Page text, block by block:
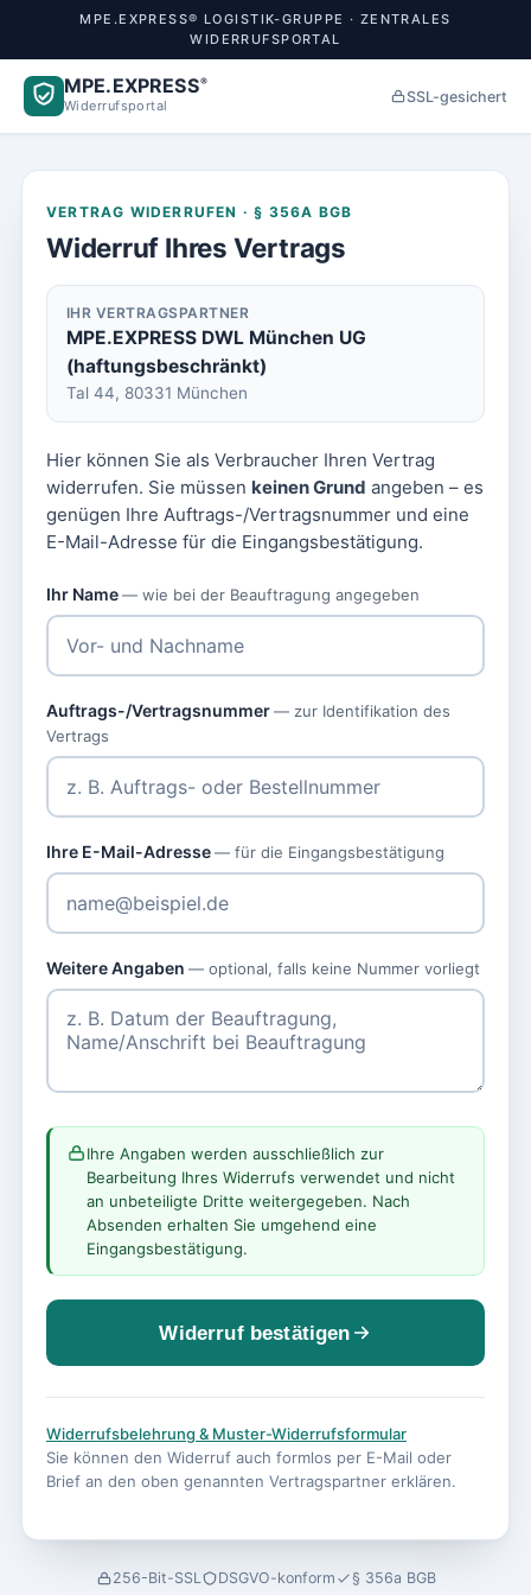
MPE.EXPRESS® LOGISTIK-GRUPPE · ZENTRALES
WIDERRUFSPORTAL
MPE.EXPRESS®
Widerrufsportal
SSL-gesichert
VERTRAG WIDERRUFEN · § 356A BGB
Widerruf Ihres Vertrags
IHR VERTRAGSPARTNER
MPE.EXPRESS DWL München UG
(haftungsbeschränkt)
Tal 44, 80331 München
Hier können Sie als Verbraucher Ihren Vertrag
widerrufen. Sie müssen keinen Grund angeben – es
genügen Ihre Auftrags-/Vertragsnummer und eine
E-Mail-Adresse für die Eingangsbestätigung.
Ihr Name— wie bei der Beauftragung angegeben
Auftrags-/Vertragsnummer— zur Identifikation des
Vertrags
Ihre E-Mail-Adresse— für die Eingangsbestätigung
Weitere Angaben — optional, falls keine Nummer vorliegt
Ihre Angaben werden ausschließlich zur
Bearbeitung Ihres Widerrufs verwendet und nicht
an unbeteiligte Dritte weitergegeben. Nach
Absenden erhalten Sie umgehend eine
Eingangsbestätigung.
Widerruf bestätigen
Widerrufsbelehrung & Muster-Widerrufsformular
Sie können den Widerruf auch formlos per E-Mail oder
Brief an den oben genannten Vertragspartner erklären.
256-Bit-SSL DSGVO-konform § 356a BGB